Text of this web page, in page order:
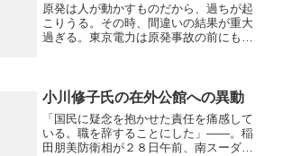
原発は人が動かすものだから、過ちが起
こりうる。その時、間違いの結果が重大
過ぎる。東京電力は原発事故の前にも現
サイルを衛星で誘導する技...
小川修子氏の在外公館への異動
「国民に疑念を抱かせた責任を痛感して
いる。職を辞することにした」――。稲
田朋美防衛相が２８日午前、南スーダン